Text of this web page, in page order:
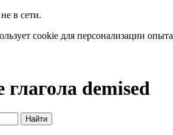
в сети.
cookie для персонализации
demised
Найти